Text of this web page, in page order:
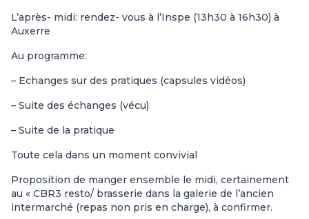
L’après- midi: rendez- vous à l’Inspe (13h30 à 16h30) à
Auxerre
Au programme:
– Echanges sur des pratiques (capsules vidéos)
– Suite des échanges (vécu)
– Suite de la pratique
Toute cela dans un moment convivial
Proposition de manger ensemble le midi, certainement
au « CBR3 resto/ brasserie dans la galerie de l’ancien
intermarché (repas non pris en charge), à confirmer.